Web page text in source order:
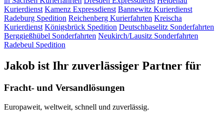
Kurierdienst Kamenz Expressdienst Bannewitz Kurierdienst
Radeburg Spedition Reichenberg Kurierfahrten Kreischa
Kurierdienst Königsbrück Spedition Deutschbaselitz Sonderfahrten
Berggießhübel Sonderfahrten Neukirch/Lausitz Sonderfahrten
Radebeul Spedition
Jakob ist Ihr zuverlässiger Partner für
Fracht- und Versandlösungen
Europaweit, weltweit, schnell und zuverlässig.